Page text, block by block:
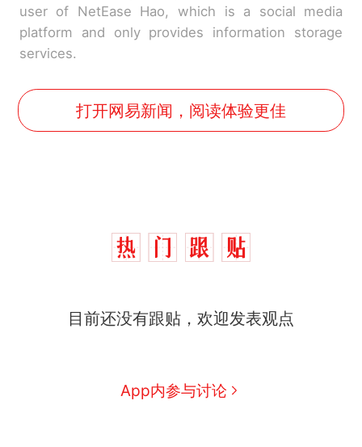
user of NetEase Hao, which is a social media
platform and only provides information storage
services.
打开网易新闻，阅读体验更佳
目前还没有跟贴，欢迎发表观点
App内参与讨论
热
那个在床头放菜刀的女孩，
交5060元才肯搬上楼！女子傻
佛山一中学招聘物理教师，笔